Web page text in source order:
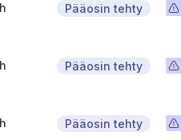
Pääosin tehty
Pääosin tehty
Pääosin tehty